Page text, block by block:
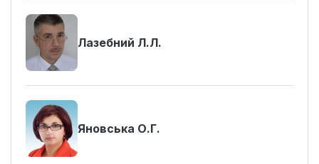
Лазебний Л.Л.
Яновська О.Г.